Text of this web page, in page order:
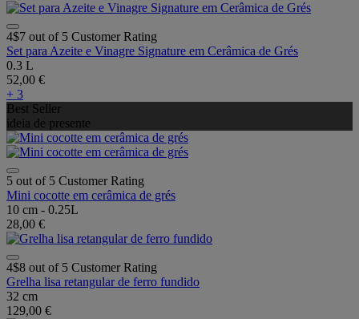
4$7 out of 5 Customer Rating
Set para Azeite e Vinagre Signature em Cerâmica de Grés
0.3 L
52,00 €
+ 3
Best Seller
ideia de presente
5 out of 5 Customer Rating
Mini cocotte em cerâmica de grés
10 cm - 0.25L
28,00 €
4$8 out of 5 Customer Rating
Grelha lisa retangular de ferro fundido
32 cm
129,00 €